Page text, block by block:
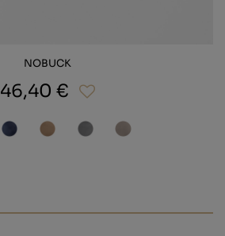
NOBUCK
46,40 €